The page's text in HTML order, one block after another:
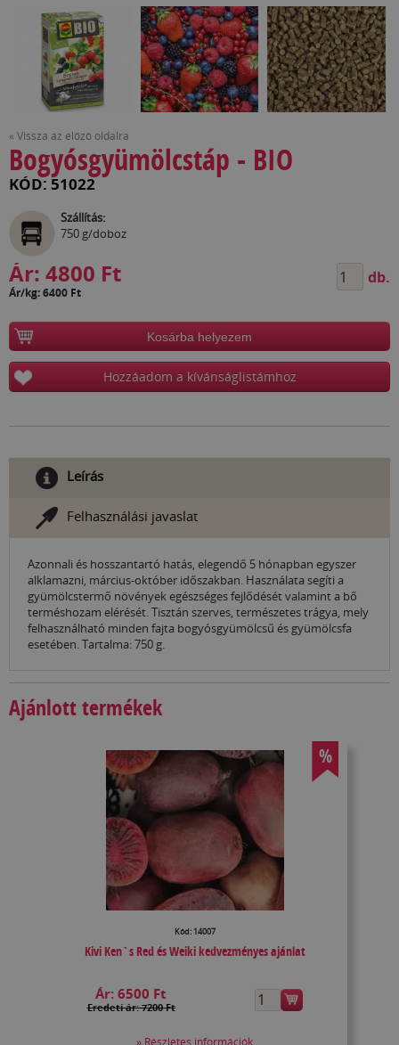
« Vissza az előző oldalra
Bogyósgyümölcstáp - BIO
KÓD: 51022
Szállítás:
750 g/doboz
Ár: 4800 Ft
Ár/kg: 6400 Ft
db.
Kosárba helyezem
Hozzáadom a kívánságlistámhoz
Leírás
Felhasználási javaslat
Azonnali és hosszantartó hatás, elegendő 5 hónapban egyszer
alklamazni, március-október időszakban. Használata segíti a
gyümölcstermő növények egészséges fejlődését valamint a bő
terméshozam elérését. Tisztán szerves, természetes trágya, mely
felhasználható minden fajta bogyósgyümölcsű és gyümölcsfa
esetében. Tartalma: 750 g.
Ajánlott termékek
%
Kód: 14007
Kivi Ken`s Red és Weiki kedvezményes ajánlat
Ár:6500 Ft
Eredeti ár: 7200 Ft